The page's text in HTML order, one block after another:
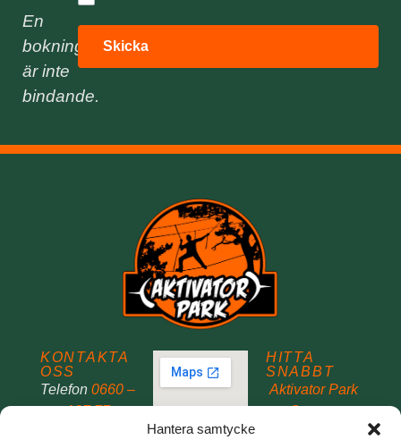
Hantera samtycke
En
bokningsförfrågan
är inte
bindande.
Skicka
KONTAKTA
OSS
Telefon 0660 –
187 77
HITTA
SNABBT
Aktivator Park
Om oss